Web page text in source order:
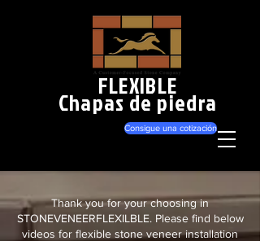
FLEXIBLE
Chapas de piedra
Consigue una cotización
Thank you for your choosing in
STONEVENEERFLEXILBLE. Please find below
videos for flexible stone veneer installation